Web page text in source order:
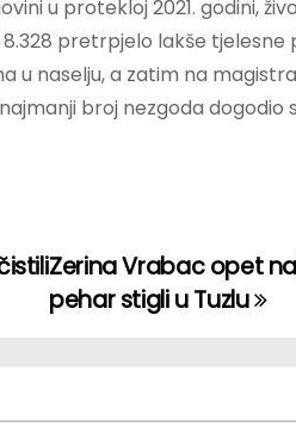
u protekloj 2021. godini,
pretrpjelo lakše tjelesne
u naselju, a zatim na
broj nezgoda dogodio
Zerina Vrabac opet
pehar stigli u Tuzlu